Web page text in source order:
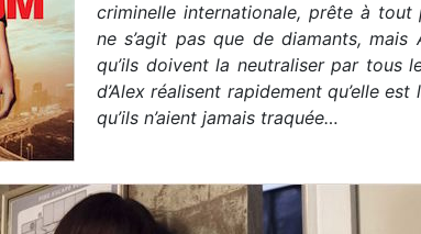
criminelle internationale, prête à
ne s’agit pas que de diamants, mais
qu’ils doivent la neutraliser par tous
d’Alex réalisent rapidement qu’elle
qu’ils n’aient jamais traquée…